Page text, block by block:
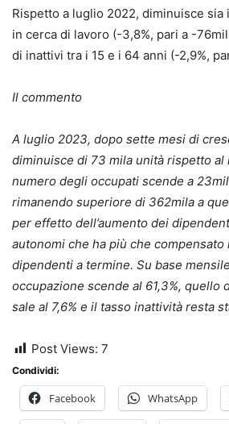
Rispetto a luglio 2022, diminuisce
in cerca di lavoro (-3,8%, pari a -
di inattivi tra i 15 e i 64 anni (-2,9%,
Il commento
A luglio 2023, dopo sette mesi di
diminuisce di 73 mila unità rispetto al
numero degli occupati scende a
rimanendo superiore di 362mila a
per effetto dell’aumento dei
autonomi che ha più che
dipendenti a termine. Su base
occupazione scende al 61,3%, quello
sale al 7,6% e il tasso inattività resta
Post Views: 7
Condividi:
Facebook WhatsApp